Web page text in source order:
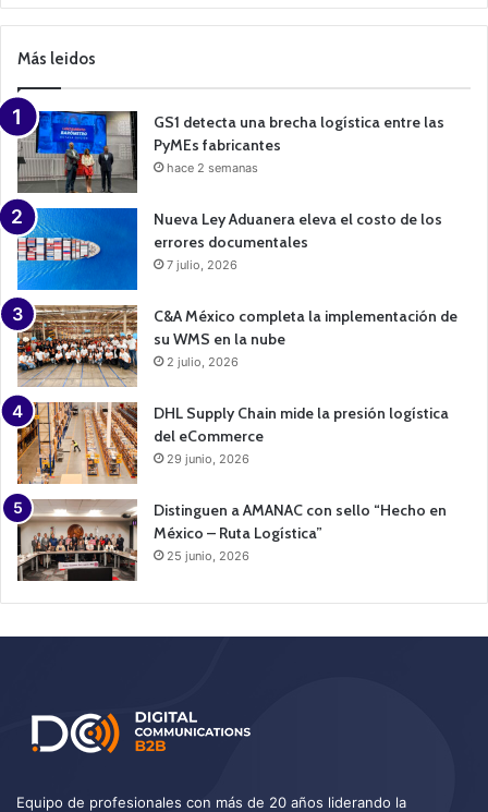
a
m
a
n
Más leidos
GS1 detecta una brecha logística entre las
PyMEs fabricantes
hace 2 semanas
Nueva Ley Aduanera eleva el costo de los
errores documentales
7 julio, 2026
C&A México completa la implementación de
su WMS en la nube
2 julio, 2026
DHL Supply Chain mide la presión logística
del eCommerce
29 junio, 2026
Distinguen a AMANAC con sello “Hecho en
México – Ruta Logística”
25 junio, 2026
Equipo de profesionales con más de 20 años liderando la